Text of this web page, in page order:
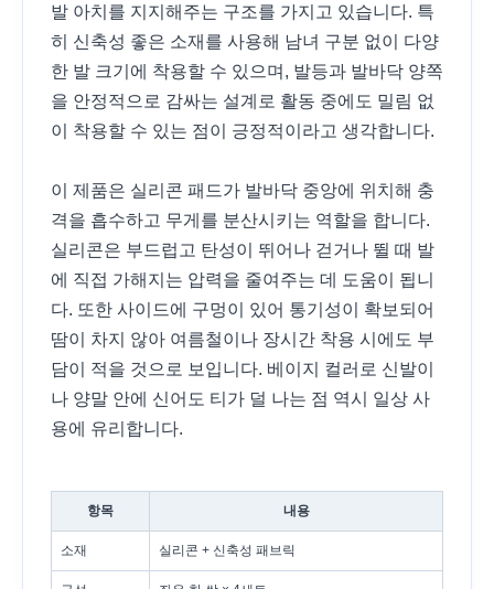
발 아치를 지지해주는 구조를 가지고 있습니다. 특
히 신축성 좋은 소재를 사용해 남녀 구분 없이 다양
한 발 크기에 착용할 수 있으며, 발등과 발바닥 양쪽
을 안정적으로 감싸는 설계로 활동 중에도 밀림 없
이 착용할 수 있는 점이 긍정적이라고 생각합니다.
이 제품은 실리콘 패드가 발바닥 중앙에 위치해 충
격을 흡수하고 무게를 분산시키는 역할을 합니다.
실리콘은 부드럽고 탄성이 뛰어나 걷거나 뛸 때 발
에 직접 가해지는 압력을 줄여주는 데 도움이 됩니
다. 또한 사이드에 구멍이 있어 통기성이 확보되어
땀이 차지 않아 여름철이나 장시간 착용 시에도 부
담이 적을 것으로 보입니다. 베이지 컬러로 신발이
나 양말 안에 신어도 티가 덜 나는 점 역시 일상 사
용에 유리합니다.
항목 내용
소재 실리콘 + 신축성 패브릭